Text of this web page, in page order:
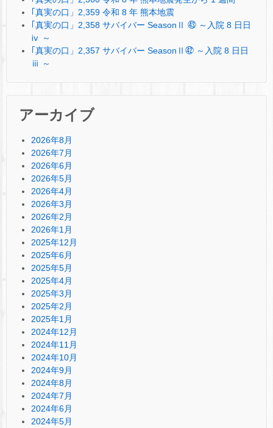
｢真実の口」2,359 令和 8 年 熊本地震
｢真実の口」2,358 サバイバー SeasonⅡ ㊸ ～入院 8 日日
ⅳ ～
｢真実の口」2,357 サバイバー SeasonⅡ㊷ ～入院 8 日日
ⅲ ～
アーカイブ
2026年8月
2026年7月
2026年6月
2026年5月
2026年4月
2026年3月
2026年2月
2026年1月
2025年12月
2025年6月
2025年5月
2025年4月
2025年3月
2025年2月
2025年1月
2024年12月
2024年11月
2024年10月
2024年9月
2024年8月
2024年7月
2024年6月
2024年5月